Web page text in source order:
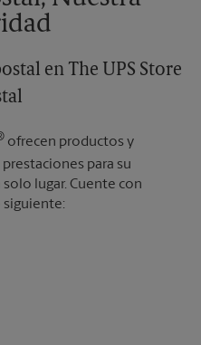
en The UPS Store
ofrecen productos y
para su
lugar. Cuente con
siguiente: